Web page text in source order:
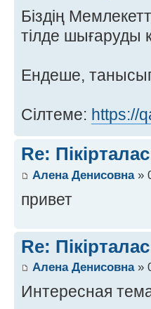
Біздің
тілде шығаруды
Ендеше,
Сілтеме: https://
Re:
Алена Денисовна»
привет
Re:
Алена Денисовна»
Интересная